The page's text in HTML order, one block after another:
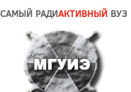
САМЫЙ РАДИАКТИВНЫЙ ВУЗ